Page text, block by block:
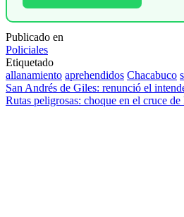
Publicado en
Policiales
Etiquetado
allanamiento aprehendidos Chacabuco
Navegación
de
San Andrés de Giles: renunció el
Rutas peligrosas: choque en el cruce